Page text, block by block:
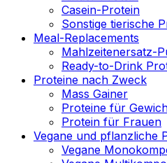
Casein-Protein
Sonstige tierische
Meal-Replacements
Mahlzeitenersatz-
Ready-to-Drink
Proteine nach Zweck
Mass Gainer
Proteine für
Protein für Frauen
Vegane und pflanzliche
Vegane